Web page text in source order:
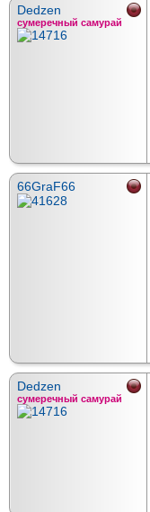
Dedzen
сумеречный самурай
66GraF66
Dedzen
сумеречный самурай